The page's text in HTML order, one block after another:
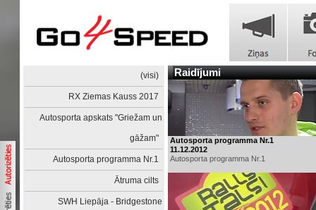
(visi)
RX Ziemas Kauss 2017
Autosporta apskats "Griežam un
gāžam"
Autosporta programma Nr.1
Ātruma cilts
SWH Liepāja - Bridgestone
Raidījumi
Autosporta programma Nr.1
11.12.2012
Autosporta programma Nr.1